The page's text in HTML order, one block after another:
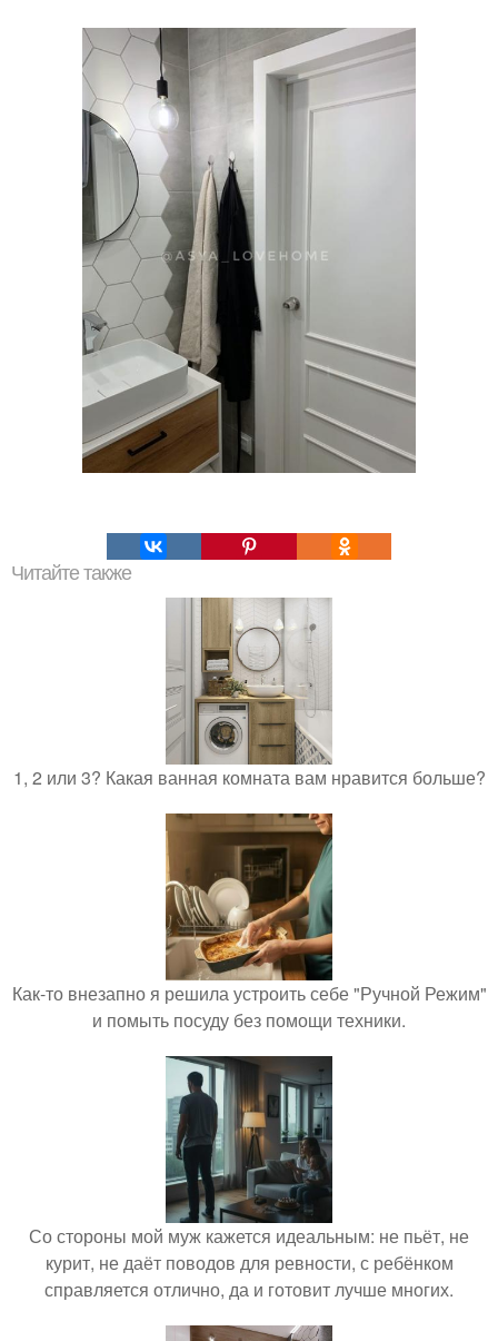
Читайте также
1, 2 или 3? Какая ванная комната вам нравится больше?
Как-то внезапно я решила устроить себе "Ручной Режим"
и помыть посуду без помощи техники.
Со стороны мой муж кажется идеальным: не пьёт, не
курит, не даёт поводов для ревности, с ребёнком
справляется отлично, да и готовит лучше многих.